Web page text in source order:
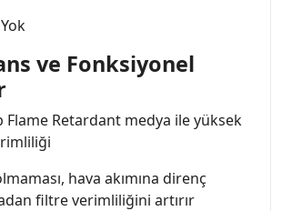
ve Fonksiyonel
Flame Retardant medya ile yüksek
hava akımına direnç
filtre verimliliğini artırır